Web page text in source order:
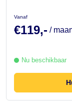
Vanaf
€119,- /
Nu beschikbaar